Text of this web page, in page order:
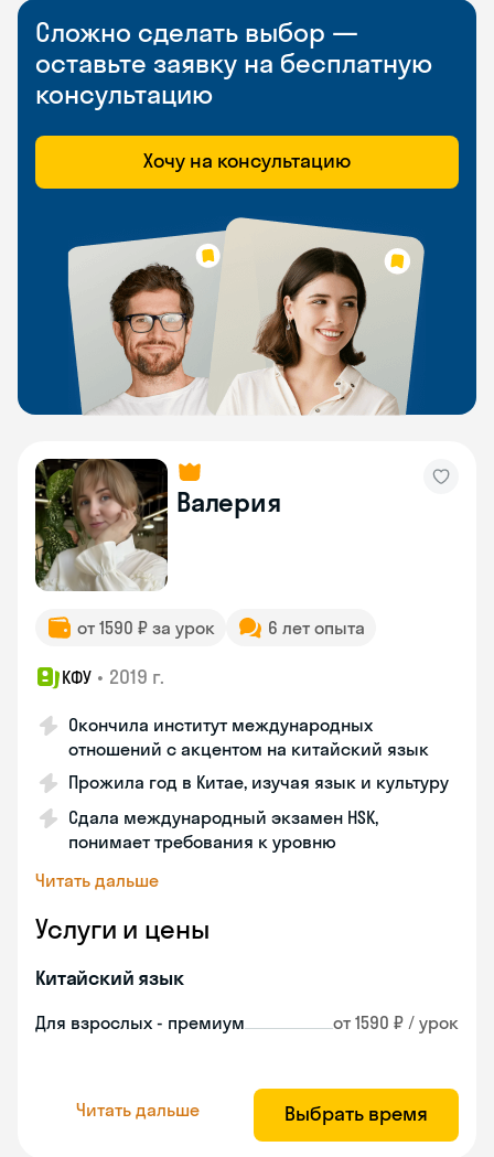
Сложно сделать выбор —
оставьте заявку на бесплатную
консультацию
Хочу на консультацию
Валерия
от 1590 ₽ за урок 6 лет опыта
КФУ • 2019 г.
Окончила институт международных
отношений с акцентом на китайский язык
Прожила год в Китае, изучая язык и культуру
Сдала международный экзамен HSK,
понимает требования к уровню
Читать дальше
Услуги и цены
Китайский язык
Для взрослых - премиум от 1590 ₽ / урок
Читать дальше Выбрать время